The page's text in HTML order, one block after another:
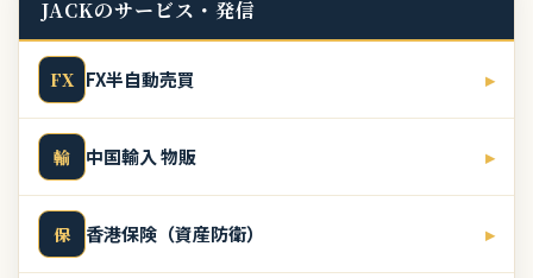
JACKのサービス・発信
FX FX半自動売買 ▸
輸 中国輸入 物販 ▸
保 香港保険（資産防衛） ▸